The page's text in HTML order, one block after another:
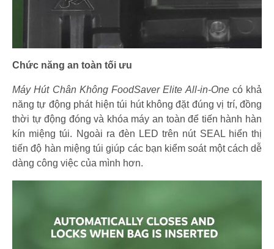
Chức năng an toàn tối ưu
Máy Hút Chân Không FoodSaver Elite All-in-One có khả
năng tự động phát hiện túi hút không đặt đúng vị trí, đồng
thời tự động đóng và khóa máy an toàn để tiến hành hàn
kín miệng túi. Ngoài ra đèn LED trên nút SEAL hiển thị
tiến độ hàn miệng túi giúp các bạn kiểm soát một cách dễ
dàng công việc của mình hơn.